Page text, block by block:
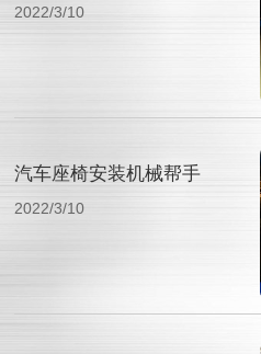
2022/3/10
汽车座椅安装机械帮手
2022/3/10